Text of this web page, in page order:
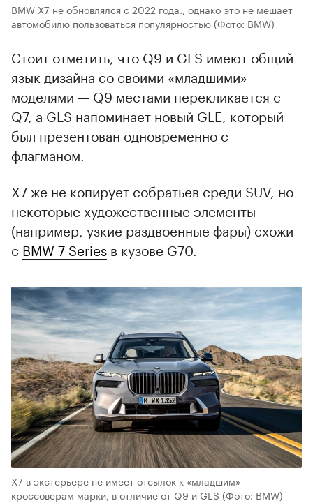
BMW X7 не обновлялся с 2022 года., однако это не мешает
автомобилю пользоваться популярностью(Фото: BMW)
Стоит отметить, что Q9 и GLS имеют общий
язык дизайна со своими «младшими»
моделями — Q9 местами перекликается с
Q7, а GLS напоминает новый GLE, который
был презентован одновременно с
флагманом.
X7 же не копирует собратьев среди SUV, но
некоторые художественные элементы
(например, узкие раздвоенные фары) схожи
с BMW 7 Series в кузове G70.
X7 в экстерьере не имеет отсылок к «младшим»
кроссоверам марки, в отличие от Q9 и GLS (Фото: BMW)